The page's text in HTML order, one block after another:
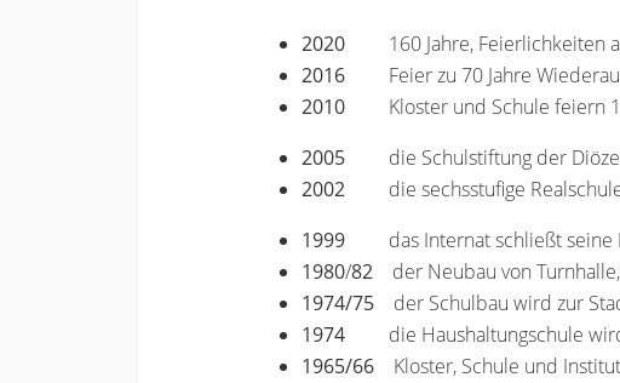
2020
160 Jahre, Feierlichkeiten
2016 Feier zu 70 Jahre
2010 Kloster und Schule feiern
2005 die Schulstiftung der
2002 die sechsstufige
1999 das Internat schließt seine
1980/82 der Neubau von
1974/75 der Schulbau wird zur
1974 die Haushaltungschule
1965/66 Kloster, Schule und